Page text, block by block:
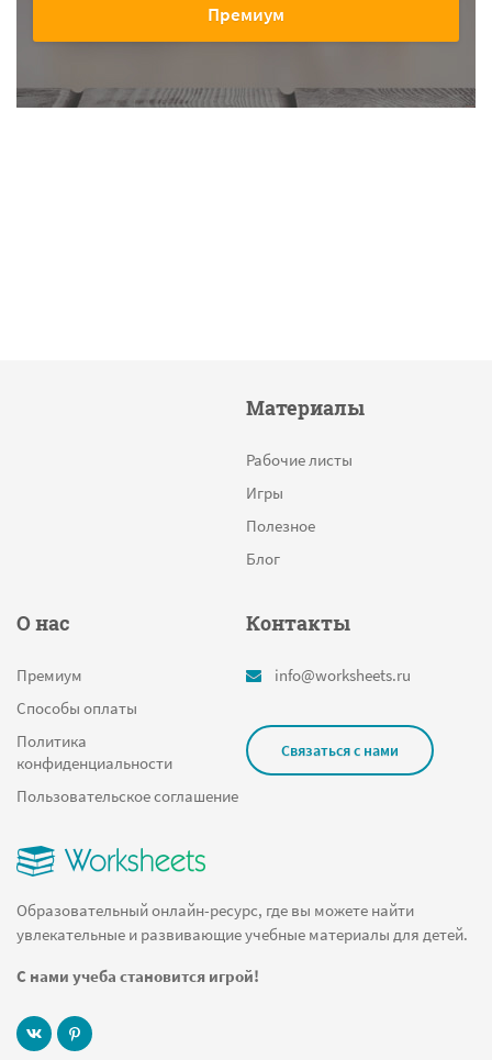
Премиум
Образовательный онлайн-ресурс, где вы можете найти
увлекательные и развивающие учебные материалы для детей.
С нами учеба становится игрой!
Материалы
Рабочие листы
Игры
Полезное
Блог
О нас
Премиум
Способы оплаты
Политика
конфиденциальности
Пользовательское соглашение
Контакты
info@worksheets.ru
Связаться с нами